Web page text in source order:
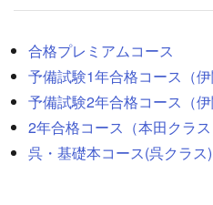
合格プレミアムコース
予備試験1年合格コース（伊
予備試験2年合格コース（伊
2年合格コース（本田クラス
呉・基礎本コース(呉クラス)